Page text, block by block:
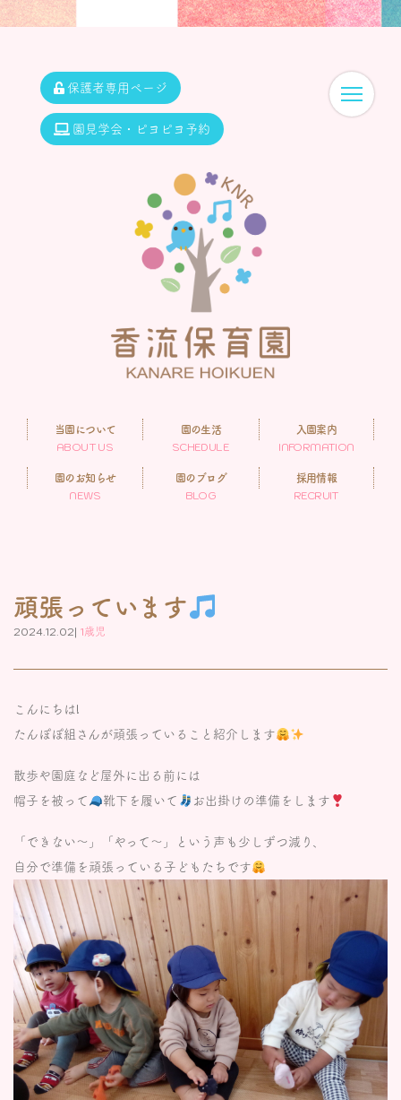
保護者専用ページ
園見学会・ピヨピヨ予約
当園について
ABOUT US
園の生活
SCHEDULE
入園案内
INFORMATION
園のお知らせ
NEWS
園のブログ
BLOG
採用情報
RECRUIT
頑張っています
2024.12.02| 1歳児
こんにちは!
たんぽぽ組さんが頑張っていること紹介します
散歩や園庭など屋外に出る前には
帽子を被って
靴下を履いて お出掛けの準備をします
「できない〜」「やって〜」という声も少しずつ減り、
自分で準備を頑張っている子どもたちです